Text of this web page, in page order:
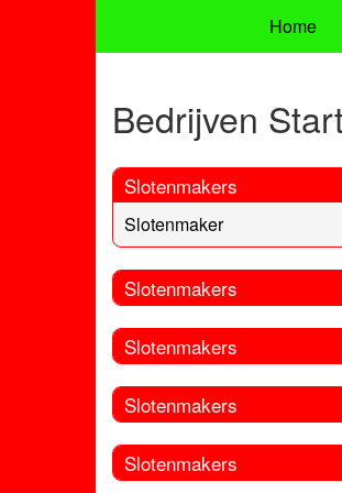
Home
Bedrijven
Slotenmakers
Slotenmaker
Slotenmakers
Slotenmakers
Slotenmakers
Slotenmakers